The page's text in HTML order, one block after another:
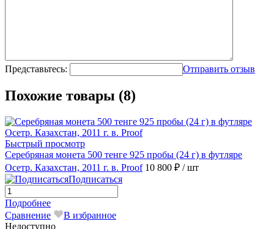
Представьтесь: Отправить отзыв
Похожие товары (8)
Быстрый просмотр
Серебряная монета 500 тенге 925 пробы (24 г) в футляре
Осетр. Казахстан, 2011 г. в. Proof 10 800 ₽ / шт
Подписаться
Подробнее
Сравнение
В избранное
Недоступно